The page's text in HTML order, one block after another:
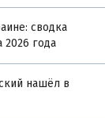
сводка
года
нашёл в